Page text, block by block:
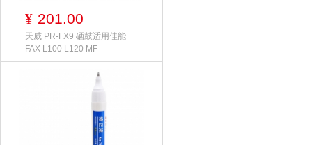
¥ 201.00
天威 PR-FX9 硒鼓适用佳能
FAX L100 L120 MF